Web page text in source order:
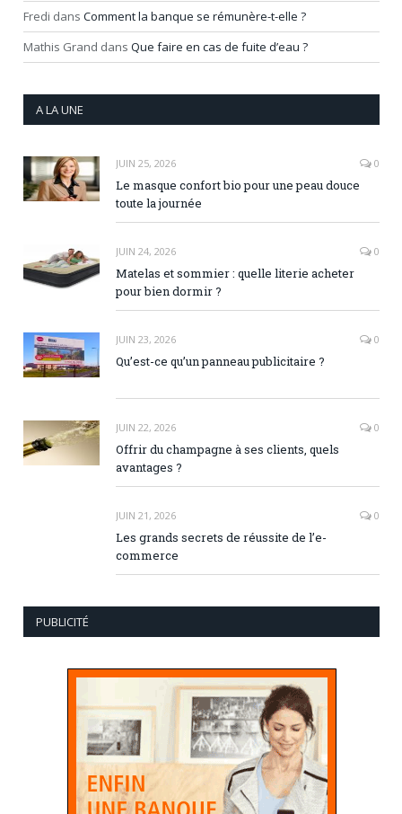
Fredi dans Comment la banque se rémunère-t-elle ?
Mathis Grand dans Que faire en cas de fuite d’eau ?
A LA UNE
JUIN 25, 2026 0
Le masque confort bio pour une peau douce
toute la journée
JUIN 24, 2026 0
Matelas et sommier : quelle literie acheter
pour bien dormir ?
JUIN 23, 2026 0
Qu’est-ce qu’un panneau publicitaire ?
JUIN 22, 2026 0
Offrir du champagne à ses clients, quels
avantages ?
JUIN 21, 2026 0
Les grands secrets de réussite de l’e-
commerce
PUBLICITÉ